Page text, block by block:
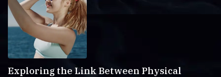
Exploring the Link Between Physical